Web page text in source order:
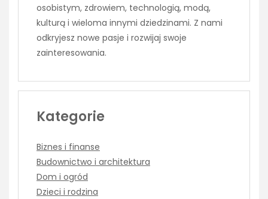
osobistym, zdrowiem, technologią, modą,
kulturą i wieloma innymi dziedzinami. Z nami
odkryjesz nowe pasje i rozwijaj swoje
zainteresowania.
Kategorie
Biznes i finanse
Budownictwo i architektura
Dom i ogród
Dzieci i rodzina